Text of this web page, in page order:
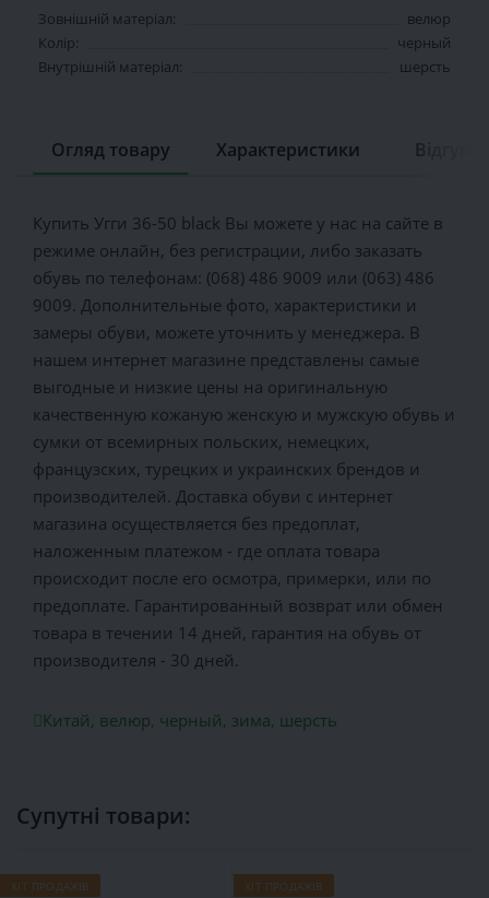
Зовнішній матеріал:
велюр
Колір:
черный
Внутрішній матеріал:
шерсть
Огляд товару Характеристики
Купить Угги 36-50 black Вы можете у нас на сайте в
режиме онлайн, без регистрации, либо заказать
обувь по телефонам: (068) 486 9009 или (063) 486
9009. Дополнительные фото, характеристики и
замеры обуви, можете уточнить у менеджера. В
нашем интернет магазине представлены самые
выгодные и низкие цены на оригинальную
качественную кожаную женскую и мужскую обувь и
сумки от всемирных польских, немецких,
французских, турецких и украинских брендов и
производителей. Доставка обуви с интернет
магазина осуществляется без предоплат,
наложенным платежом - где оплата товара
происходит после его осмотра, примерки, или по
предоплате. Гарантированный возврат или обмен
товара в течении 14 дней, гарантия на обувь от
производителя - 30 дней.
Китай, велюр, черный, зима, шерсть
Супутні товари:
ХІТ ПРОДАЖІВ ХІТ ПРОДАЖІВ